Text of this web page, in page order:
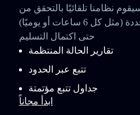
نظامنا تلقائيًا بالتحقق من
حالة الشحنة على فترات محددة (مثل كل 6 ساعات أو يوميًا)
حتى اكتمال التسليم
تقارير الحالة المنتظمة
تتبع عبر الحدود
جداول تتبع مؤتمتة
ابدأ مجاناً